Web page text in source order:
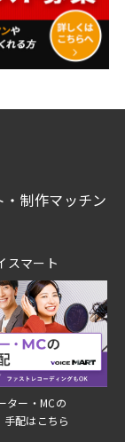
制作マッチン
スマート
ター・MCの
手配はこちら